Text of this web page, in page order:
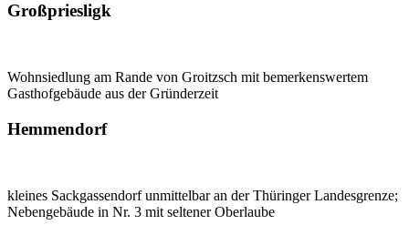
Großpriesligk
Wohnsiedlung am Rande von Groitzsch mit bemerkenswertem
Gasthofgebäude aus der Gründerzeit
Hemmendorf
kleines Sackgassendorf unmittelbar an der Thüringer Landesgrenze;
Nebengebäude in Nr. 3 mit seltener Oberlaube